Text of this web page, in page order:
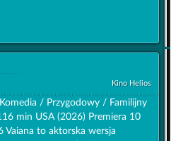
Kino Helios
/ Przygodowy / Familijny
min USA (2026) Premiera 10
Vaiana to aktorska wersja